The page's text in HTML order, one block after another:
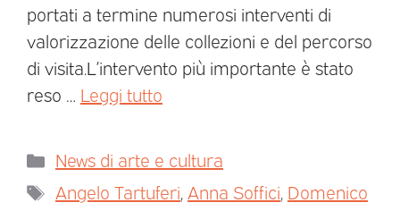
portati a termine numerosi interventi di
valorizzazione delle collezioni e del percorso
di visita.L’intervento più importante è stato
reso … Leggi tutto
News di arte e cultura
Angelo Tartuferi, Anna Soffici, Domenico